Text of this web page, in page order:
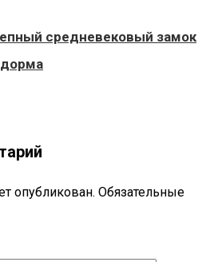
средневековый замок
опубликован. Обязательные